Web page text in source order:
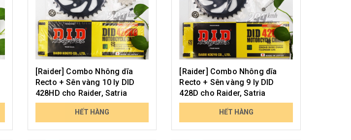
[Raider] Combo Nhông dĩa
Recto + Sên vàng 10 ly DID
428HD cho Raider, Satria
HẾT HÀNG
[Raider] Combo Nhông dĩa
Recto + Sên vàng 9 ly DID
428D cho Raider, Satria
HẾT HÀNG